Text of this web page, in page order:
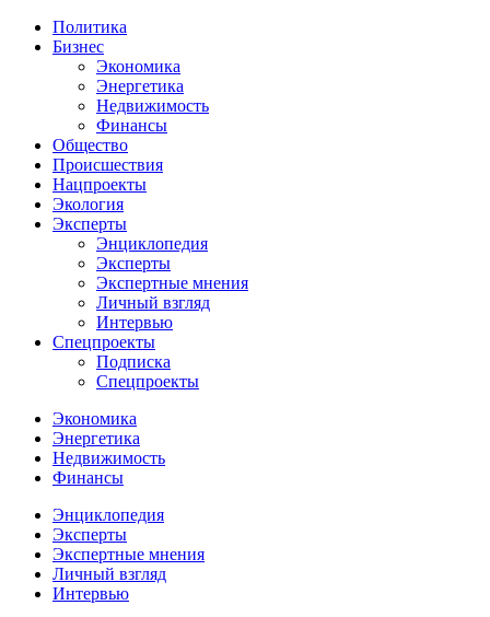
Политика
Бизнес
Экономика
Энергетика
Недвижимость
Финансы
Общество
Происшествия
Нацпроекты
Экология
Эксперты
Энциклопедия
Эксперты
Экспертные мнения
Личный взгляд
Интервью
Спецпроекты
Подписка
Спецпроекты
Экономика
Энергетика
Недвижимость
Финансы
Энциклопедия
Эксперты
Экспертные мнения
Личный взгляд
Интервью